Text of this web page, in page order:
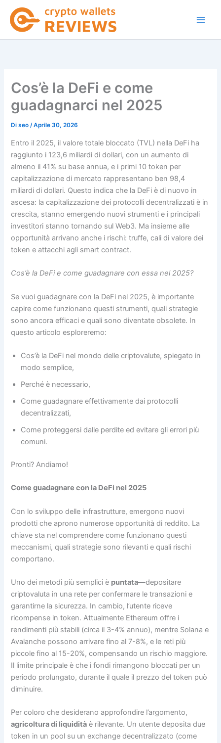
contenuto
Cos’è la DeFi e come
guadagnarci nel 2025
Diseo/Aprile 30, 2026
Entro il 2025, il valore totale bloccato (TVL) nella DeFi ha
raggiunto i 123,6 miliardi di dollari, con un aumento di
almeno il 41% su base annua, e i primi 10 token per
capitalizzazione di mercato rappresentano ben 98,4
miliardi di dollari. Questo indica che la DeFi è di nuovo in
ascesa: la capitalizzazione dei protocolli decentralizzati è in
crescita, stanno emergendo nuovi strumenti e i principali
investitori stanno tornando sul Web3. Ma insieme alle
opportunità arrivano anche i rischi: truffe, cali di valore dei
token e attacchi agli smart contract.
Cos’è la DeFi e come guadagnare con essa nel 2025?
Se vuoi guadagnare con la DeFi nel 2025, è importante
capire come funzionano questi strumenti, quali strategie
sono ancora efficaci e quali sono diventate obsolete. In
questo articolo esploreremo:
Cos’è la DeFi nel mondo delle criptovalute, spiegato in
modo semplice,
Perché è necessario,
Come guadagnare effettivamente dai protocolli
decentralizzati,
Come proteggersi dalle perdite ed evitare gli errori più
comuni.
Pronti? Andiamo!
Come guadagnare con la DeFi nel 2025
Con lo sviluppo delle infrastrutture, emergono nuovi
prodotti che aprono numerose opportunità di reddito. La
chiave sta nel comprendere come funzionano questi
meccanismi, quali strategie sono rilevanti e quali rischi
comportano.
Uno dei metodi più semplici è puntata—depositare
criptovaluta in una rete per confermare le transazioni e
garantirne la sicurezza. In cambio, l’utente riceve
ricompense in token. Attualmente Ethereum offre i
rendimenti più stabili (circa il 3-4% annuo), mentre Solana e
Avalanche possono arrivare fino al 7-8%, e le reti più
piccole fino al 15-20%, compensando un rischio maggiore.
Il limite principale è che i fondi rimangono bloccati per un
periodo prolungato, durante il quale il prezzo del token può
diminuire.
Per coloro che desiderano approfondire l’argomento,
agricoltura di liquidità è rilevante. Un utente deposita due
token in un pool su un exchange decentralizzato (come